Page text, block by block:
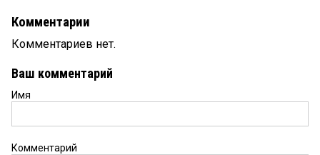
Комментарии
Комментариев нет.
Ваш комментарий
Имя
Комментарий